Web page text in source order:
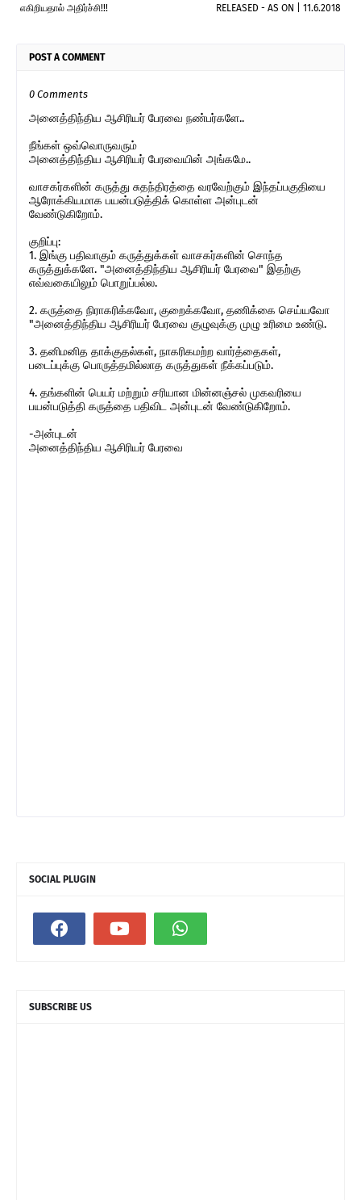
RELEASED - AS ON | 11.6.2018
எகிறியதால் அதிர்ச்சி!!!
POST A COMMENT
0 Comments
அனைத்திந்திய ஆசிரியர் பேரவை நண்பர்களே..
நீங்கள் ஒவ்வொருவரும்
அனைத்திந்திய ஆசிரியர் பேரவையின் அங்கமே..
வாசகர்களின் கருத்து சுதந்திரத்தை வரவேற்கும் இந்தப்பகுதியை
ஆரோக்கியமாக பயன்படுத்திக் கொள்ள அன்புடன்
வேண்டுகிறோம்.
குறிப்பு:
1. இங்கு பதிவாகும் கருத்துக்கள் வாசகர்களின் சொந்த
கருத்துக்களே. "அனைத்திந்திய ஆசிரியர் பேரவை" இதற்கு
எவ்வகையிலும் பொறுப்பல்ல.
2. கருத்தை நிராகரிக்கவோ, குறைக்கவோ, தணிக்கை செய்யவோ
"அனைத்திந்திய ஆசிரியர் பேரவை குழுவுக்கு முழு உரிமை உண்டு.
3. தனிமனித தாக்குதல்கள், நாகரிகமற்ற வார்த்தைகள்,
படைப்புக்கு பொருத்தமில்லாத கருத்துகள் நீக்கப்படும்.
4. தங்களின் பெயர் மற்றும் சரியான மின்னஞ்சல் முகவரியை
பயன்படுத்தி கருத்தை பதிவிட அன்புடன் வேண்டுகிறோம்.
-அன்புடன்
அனைத்திந்திய ஆசிரியர் பேரவை
SOCIAL PLUGIN
SUBSCRIBE US